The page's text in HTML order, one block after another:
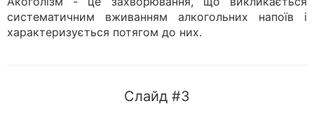
систематичним вживанням алкогольних напоїв і
характеризується потягом до них.
Слайд #3